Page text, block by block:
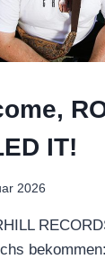
IT!
2026